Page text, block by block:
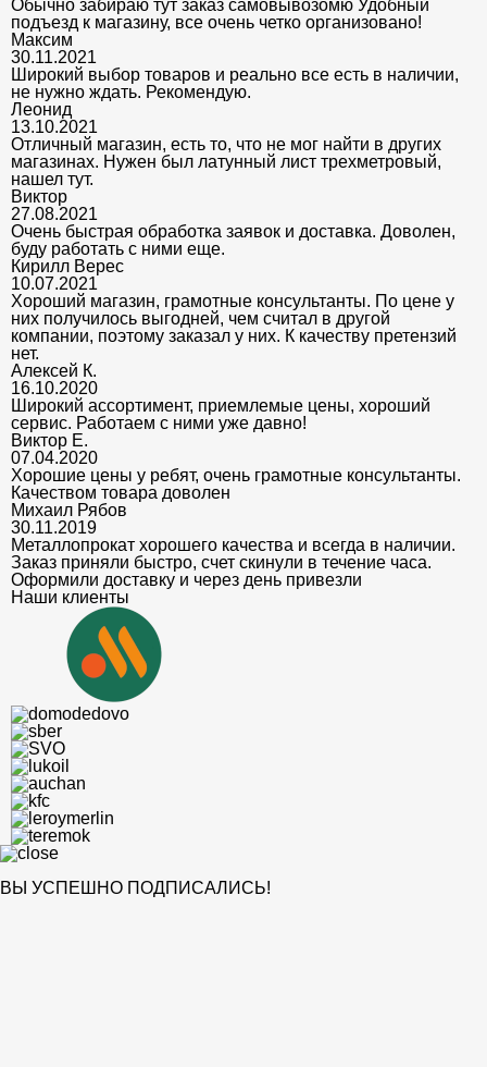
Обычно забираю тут заказ самовывозомю Удобный
подъезд к магазину, все очень четко организовано!
Максим
30.11.2021
Широкий выбор товаров и реально все есть в наличии,
не нужно ждать. Рекомендую.
Леонид
13.10.2021
Отличный магазин, есть то, что не мог найти в других
магазинах. Нужен был латунный лист трехметровый,
нашел тут.
Виктор
27.08.2021
Очень быстрая обработка заявок и доставка. Доволен,
буду работать с ними еще.
Кирилл Верес
10.07.2021
Хороший магазин, грамотные консультанты. По цене у
них получилось выгодней, чем считал в другой
компании, поэтому заказал у них. К качеству претензий
нет.
Алексей К.
16.10.2020
Широкий ассортимент, приемлемые цены, хороший
сервис. Работаем с ними уже давно!
Виктор Е.
07.04.2020
Хорошие цены у ребят, очень грамотные консультанты.
Качеством товара доволен
Михаил Рябов
30.11.2019
Металлопрокат хорошего качества и всегда в наличии.
Заказ приняли быстро, счет скинули в течение часа.
Оформили доставку и через день привезли
Наши клиенты
ВЫ УСПЕШНО ПОДПИСАЛИСЬ!